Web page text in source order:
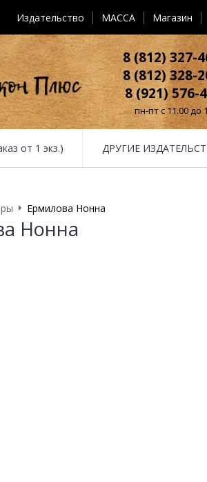
Издательство MACCA Магазин
8 (812) 327-
8 (812) 328-
8 (921) 576-
пн-пт с 11.00 до
от 1 экз.) ДРУГИЕ
Ермилова Нонна
Нонна